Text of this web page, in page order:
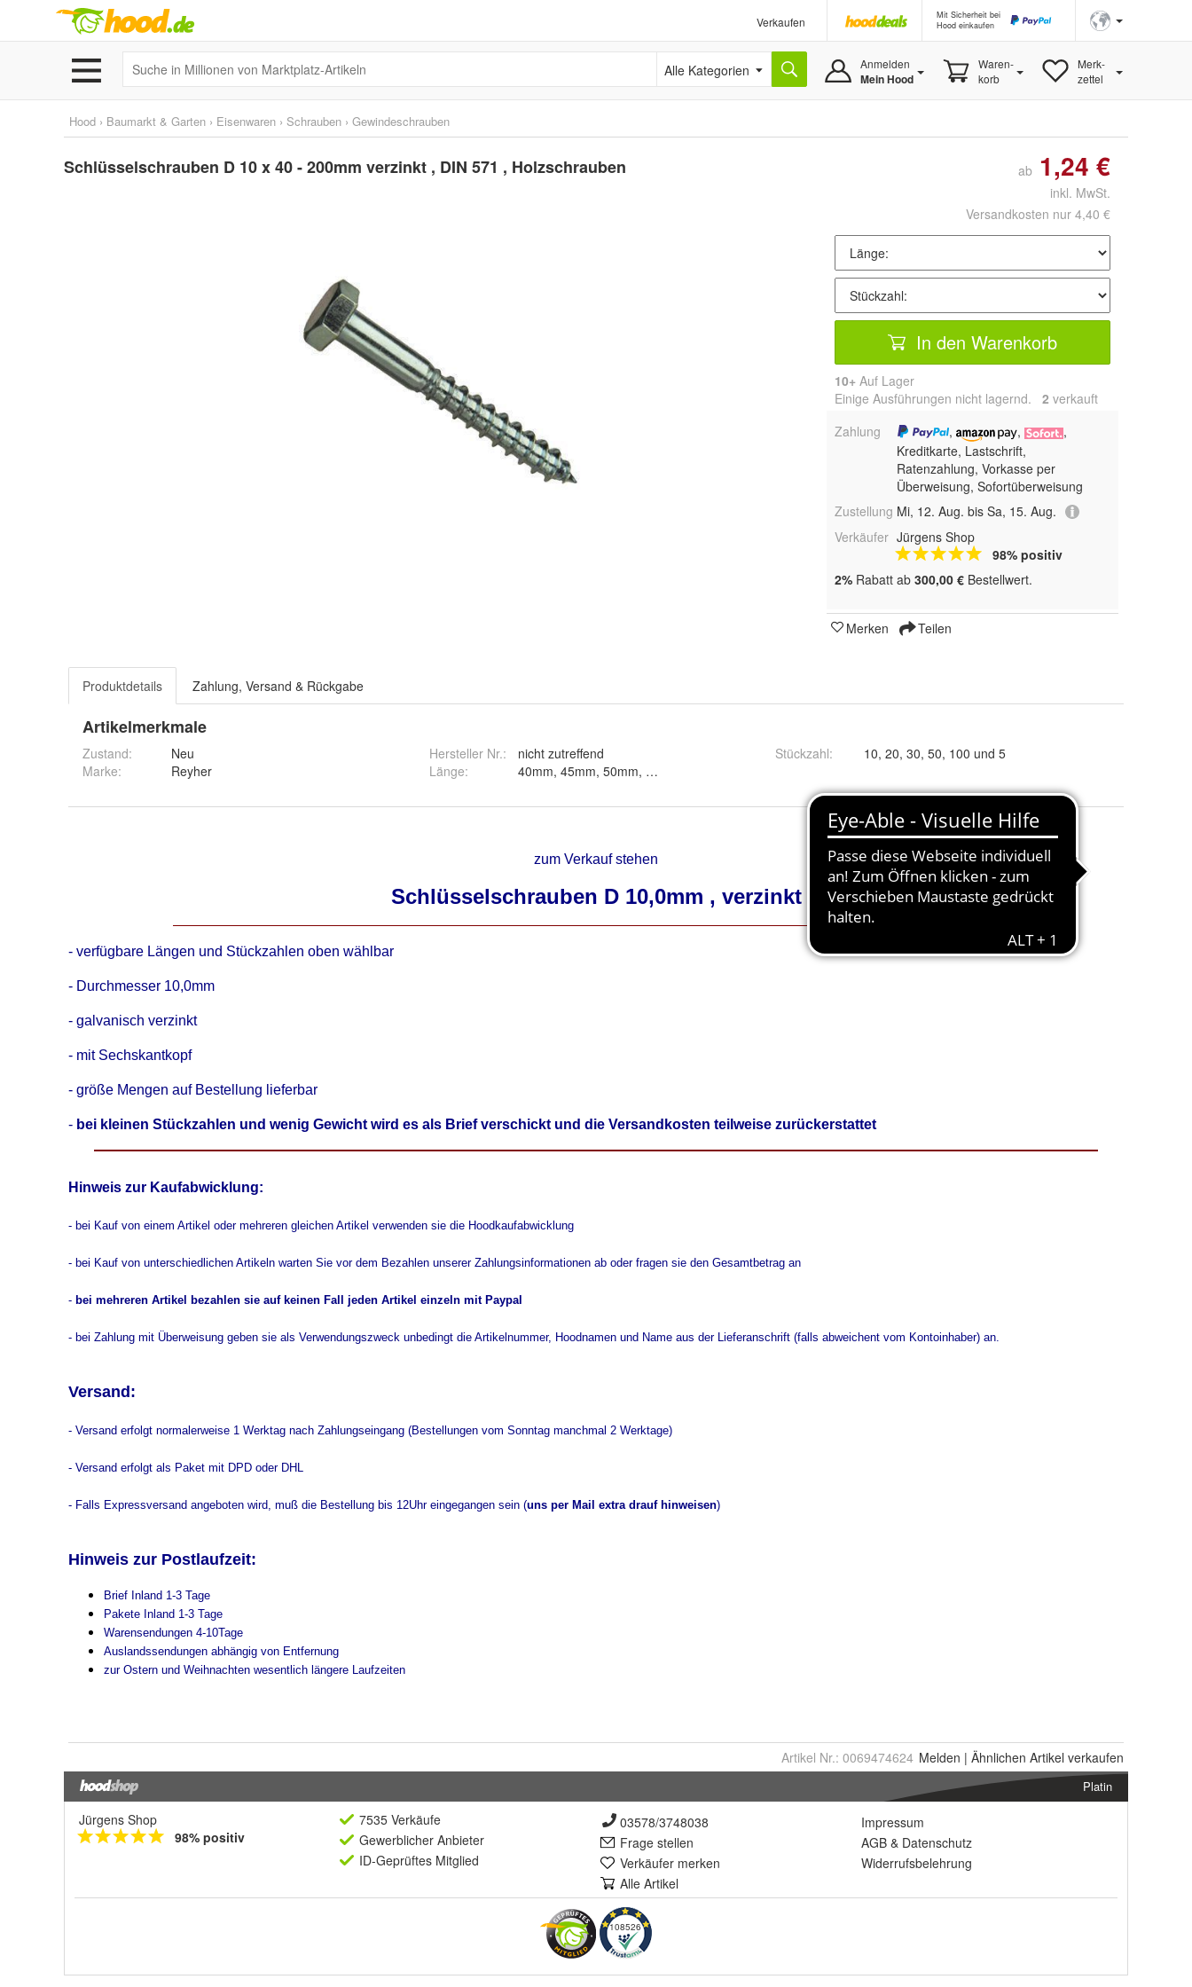
Verkaufen
Mit Sicherheit bei
Hood einkaufen
Alle Kategorien Anmelden
Mein Hood
Waren-
korb
Merk-
zettel
Hood › Baumarkt & Garten › Eisenwaren › Schrauben › Gewindeschrauben
Schlüsselschrauben D 10 x 40 - 200mm verzinkt , DIN 571 , Holzschrauben ab 1,24 €
inkl. MwSt.
Versandkosten nur 4,40 €
In den Warenkorb
10+ Auf Lager
Einige Ausführungen nicht lagernd. 2 verkauft
Zahlung
, ,
,
Kreditkarte, Lastschrift,
Ratenzahlung, Vorkasse per
Überweisung, Sofortüberweisung
Zustellung Mi, 12. Aug. bis Sa, 15. Aug.
Verkäufer Jürgens Shop
98% positiv
2% Rabatt ab 300,00 € Bestellwert.
Merken Teilen
Produktdetails Zahlung, Versand & Rückgabe
Artikelmerkmale
Zustand:
Neu
Marke:
Reyher
Hersteller Nr.:
nicht zutreffend
Länge:
Stückzahl: 10, 20, 30, 50, 100 und 5
Artikel Nr.: 0069474624 Melden | Ähnlichen Artikel verkaufen
Platin
Jürgens Shop
98% positiv
7535 Verkäufe
Gewerblicher Anbieter
ID-Geprüftes Mitglied
03578/3748038
Frage stellen
Verkäufer merken
Alle Artikel
Impressum
AGB & Datenschutz
Widerrufsbelehrung
108526